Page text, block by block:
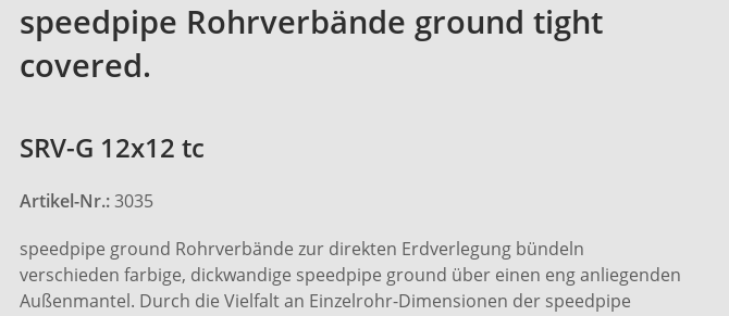
speedpipe Rohrverbände ground tight
covered.
SRV-G 12x12 tc
Artikel-Nr.:3035
speedpipe ground Rohrverbände zur direkten Erdverlegung bündeln
verschieden farbige, dickwandige speedpipe ground über einen eng anliegenden
Außenmantel. Durch die Vielfalt an Einzelrohr-Dimensionen der speedpipe